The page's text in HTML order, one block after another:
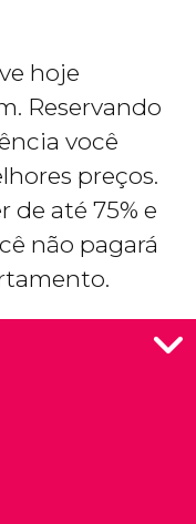
hoje
Reservando
você
preços.
de até 75% e
não pagará